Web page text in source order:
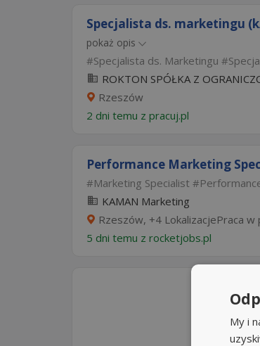
Specjalista ds. marketingu
pokaż opis
Specjalista ds. Marketingu
ROKTON SPÓŁKA Z
Rzeszów
2 dni temu z pracuj.pl
Performance Marketing
Marketing Specialist
KAMAN Marketing
Rzeszów, +4 LokalizacjePraca w
5 dni temu z rocketjobs.pl
My i